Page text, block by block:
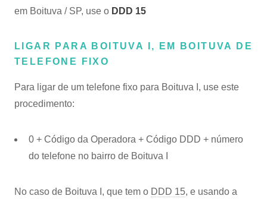
em Boituva / SP, use o DDD 15
LIGAR PARA BOITUVA I, EM BOITUVA DE
TELEFONE FIXO
Para ligar de um telefone fixo para Boituva I, use este
procedimento:
0 + Código da Operadora + Código DDD + número
do telefone no bairro de Boituva I
No caso de Boituva I, que tem o DDD 15, e usando a